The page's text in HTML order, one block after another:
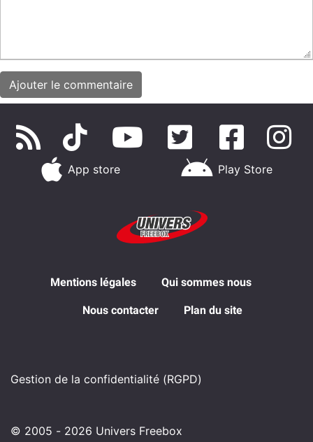
App store Play Store
Mentions légales Qui sommes nous
Nous contacter Plan du site
Gestion de la confidentialité (RGPD)
© 2005 - 2026 Univers Freebox